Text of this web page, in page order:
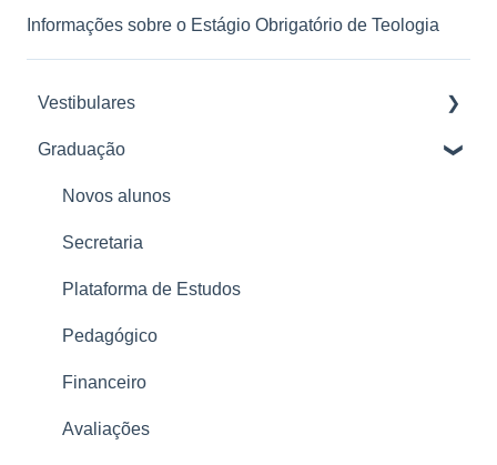
Informações sobre o Estágio Obrigatório de Teologia
Vestibulares
Planos Descomplica 2026
Pagamento e Renovação
Troca de plano e Cancelamento
Problemas com a plataforma
Tudo sobre a plataforma Descomplica
Tudo sobre o Enem
Reforço Ensino Médio
Graduação
Novos alunos
Secretaria
Plataforma de Estudos
Pedagógico
Financeiro
Avaliações